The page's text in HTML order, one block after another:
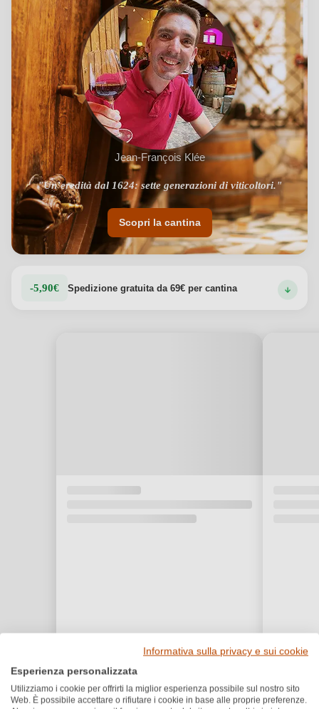
bevibilità. Vedi dettagli del prodotto →
Jean-François Klée
"Un’eredità dal 1624: sette generazioni di viticoltori."
"Terroir in pendenza e rispetto della natura."
Scopri la cantina
-5,90€ Spedizione gratuita da 69€ per cantina
Recensioni dei clienti
Informativa sulla privacy e sui cookie
Esperienza personalizzata
Utilizziamo i cookie per offrirti la miglior esperienza possibile sul nostro sito
Web. È possibile accettare o rifiutare i cookie in base alle proprie preferenze.